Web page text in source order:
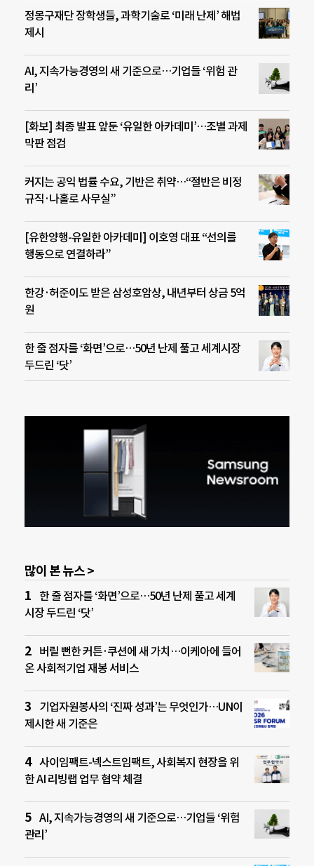
정몽구재단 장학생들, 과학기술로 ‘미래 난제’ 해법
제시
AI, 지속가능경영의 새 기준으로…기업들 ‘위험 관
리’
[화보] 최종 발표 앞둔 ‘유일한 아카데미’…조별 과제
막판 점검
커지는 공익 법률 수요, 기반은 취약…“절반은 비정
규직·나홀로 사무실”
[유한양행-유일한 아카데미] 이호영 대표 “선의를
행동으로 연결하라”
한강·허준이도 받은 삼성호암상, 내년부터 상금 5억
원
한 줄 점자를 ‘화면’으로…50년 난제 풀고 세계시장
두드린 ‘닷’
많이 본 뉴스 >
한 줄 점자를 ‘화면’으로…50년 난제 풀고 세계
시장 두드린 ‘닷’
버릴 뻔한 커튼·쿠션에 새 가치…이케아에 들어
온 사회적기업 재봉 서비스
기업자원봉사의 ‘진짜 성과’는 무엇인가…UN이
제시한 새 기준은
사이임팩트-넥스트임팩트, 사회복지 현장을 위
한 AI 리빙랩 업무 협약 체결
AI, 지속가능경영의 새 기준으로…기업들 ‘위험
관리’